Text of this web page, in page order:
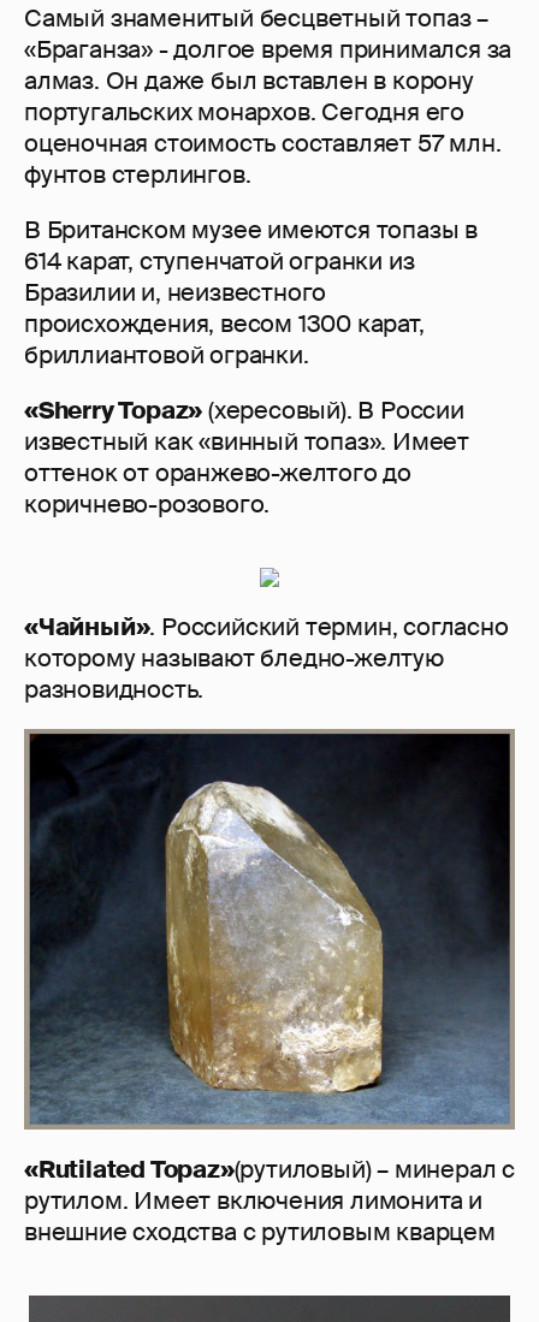
Самый знаменитый бесцветный топаз –
«Браганза» - долгое время принимался за
алмаз. Он даже был вставлен в корону
португальских монархов. Сегодня его
оценочная стоимость составляет 57 млн.
фунтов стерлингов.
В Британском музее имеются топазы в
614 карат, ступенчатой огранки из
Бразилии и, неизвестного
происхождения, весом 1300 карат,
бриллиантовой огранки.
«Sherry Topaz»(хересовый). В России
известный как «винный топаз». Имеет
оттенок от оранжево-желтого до
коричнево-розового.
«Чайный». Российский термин, согласно
которому называют бледно-желтую
разновидность.
«Rutilated Topaz»(рутиловый) – минерал с
рутилом. Имеет включения лимонита и
внешние сходства с рутиловым кварцем